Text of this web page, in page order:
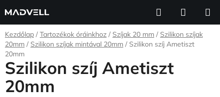
fő
tartalomhoz
KeresésKOSÁR
Kezdőlap / Tartozékok óráinkhoz / Szíjak 20 mm / Szilikon szíjak
20mm / Szilikon szíjak mintával 20mm / Szilikon szíj Ametiszt
20mm
Szilikon szíj Ametiszt
20mm